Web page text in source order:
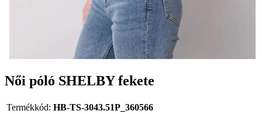
Női póló SHELBY fekete
Termékkód: HB-TS-3043.51P_360566